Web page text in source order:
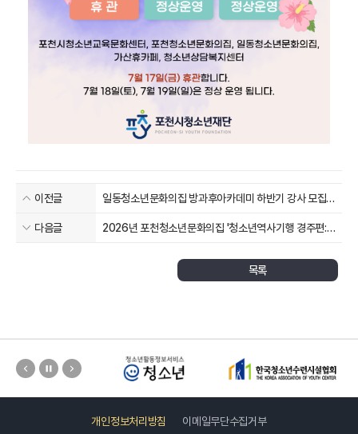
이전글
일동청소년문화의집 방과후아카데미 하반기 강사 모집
다음글
2026년 포천청소년문화의집 '청소년역사기행 경주편:
목록
개인정보처리방침 이메일무단수집거부